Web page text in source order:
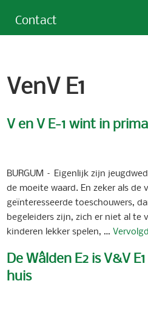
Contact
VenV E1
V en V E-1 wint in
BURGUM – Eigenlijk zijn
de moeite waard. En zeker als de
geïnteresseerde toeschouwers,
begeleiders zijn, zich er niet al te
kinderen lekker spelen, …Vervolgd
De Wâlden E2 is V&V
huis